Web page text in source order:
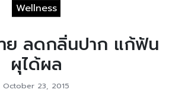
Wellness
ย ลดกลิ่นปาก แก้ฟัน
ผุได้ผล
October 23, 2015